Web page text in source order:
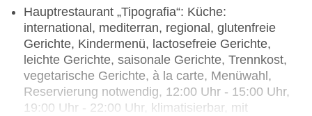
Hauptrestaurant „Tipografia“: Küche:
international, mediterran, regional, glutenfreie
Gerichte, Kindermenü, lactosefreie Gerichte,
leichte Gerichte, saisonale Gerichte, Trennkost,
vegetarische Gerichte, à la carte, Menüwahl,
Reservierung notwendig, 12:00 Uhr - 15:00 Uhr,
19:00 Uhr - 22:00 Uhr, klimatisierbar, mit